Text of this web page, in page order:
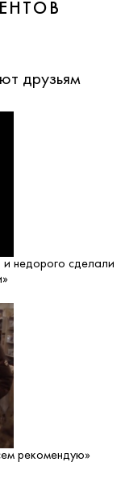
друзьям
и недорого сделали
рекомендую»